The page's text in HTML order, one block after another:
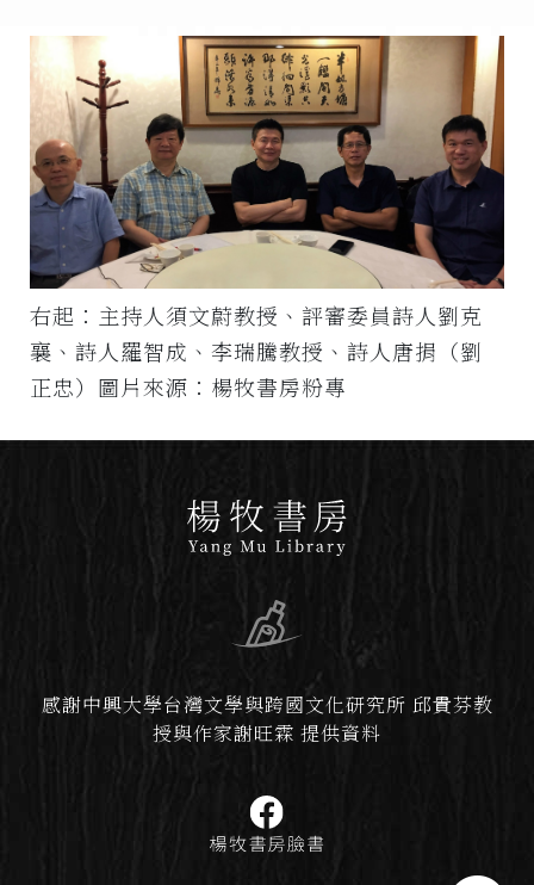
右起：主持人須文蔚教授、評審委員詩人劉克
襄、詩人羅智成、李瑞騰教授、詩人唐捐（劉
正忠）圖片來源：楊牧書房粉專
感謝中興大學台灣文學與跨國文化研究所 邱貴芬教
授與作家謝旺霖 提供資料